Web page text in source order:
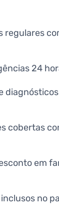
regulares
24
cobertas
em
no